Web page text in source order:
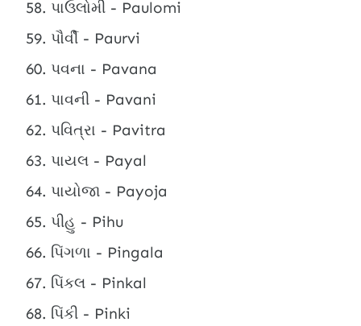
પાઉલોમી - Paulomi
પૌર્વી - Paurvi
પવના - Pavana
પાવની - Pavani
પવિત્રા - Pavitra
પાયલ - Payal
પાયોજા - Payoja
પીહુ - Pihu
પિંગળા - Pingala
પિંકલ - Pinkal
પિંકી - Pinki